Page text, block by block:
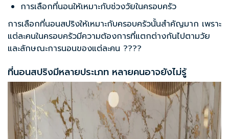
การเลือกที่นอนให้เหมาะกับช่วงวัยในครอบครัว
การเลือกที่นอนสปริงให้เหมาะกับครอบครัวนั้นสำคัญมาก เพราะ
แต่ละคนในครอบครัวมีความต้องการที่แตกต่างกันไปตามวัย
และลักษณะการนอนของแต่ละคน ????
ที่นอนสปริงมีหลายประเภท หลายคนอาจยังไม่รู้